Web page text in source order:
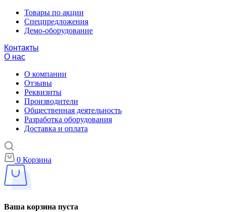
Товары по акции
Спецпредложения
Демо-оборудование
Контакты
О нас
О компании
Отзывы
Реквизиты
Производители
Общественная деятельность
Разработка оборудования
Доставка и оплата
0 Корзина
Ваша корзина пуста